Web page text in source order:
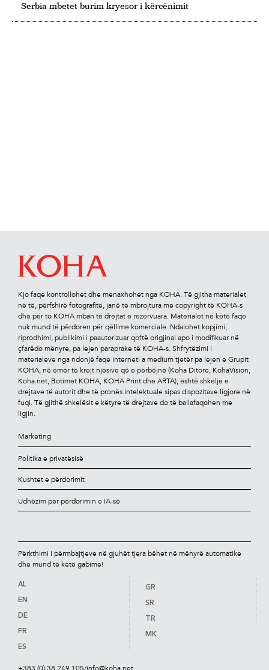
Serbia mbetet burim kryesor i kërcënimit
Kjo faqe kontrollohet dhe menaxhohet nga KOHA. Të gjitha materialet
në të, përfshirë fotograﬁtë, janë të mbrojtura me copyright të KOHA-s
dhe për to KOHA mban të drejtat e rezervuara. Materialet në këtë faqe
nuk mund të përdoren për qëllime komerciale. Ndalohet kopjimi,
riprodhimi, publikimi i paautorizuar qoftë origjinal apo i modiﬁkuar në
çfarëdo mënyre, pa lejen paraprake të KOHA-s. Shfrytëzimi i
materialeve nga ndonjë faqe interneti a medium tjetër pa lejen e Grupit
KOHA, në emër të krejt njësive që e përbëjnë (Koha Ditore, KohaVision,
Koha.net, Botimet KOHA, KOHA Print dhe ARTA), është shkelje e
drejtave të autorit dhe të pronës intelektuale sipas dispozitave ligjore në
fuqi. Të gjithë shkelësit e këtyre të drejtave do të ballafaqohen me
ligjin.
Marketing
Politika e privatësisë
Kushtet e përdorimit
Udhëzim për përdorimin e IA-së
Përkthimi i përmbajtjeve në gjuhët tjera bëhet në mënyrë automatike
dhe mund të ketë gabime!
AL
EN
DE
FR
ES
GR
SR
TR
MK